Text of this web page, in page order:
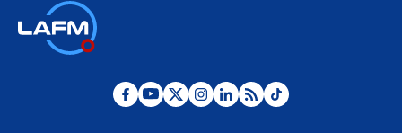
Posesión de Abelardo De La Espriella